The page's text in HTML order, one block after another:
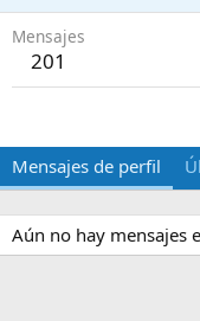
Mensajes
201
Mensajes de perfil
Aún no hay mensajes